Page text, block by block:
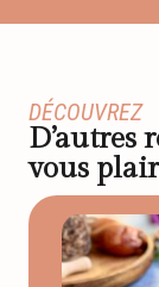
DÉCOUVREZ
D’autres
vous